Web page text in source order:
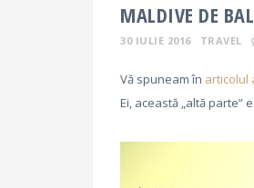
MALDIVE DE
30 IULIE 2016 TRAVEL
Vă spuneam în articolul
Ei, această „altă parte”